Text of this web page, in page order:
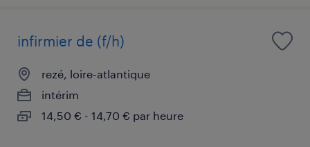
infirmier de (f/h)
rezé, loire-atlantique
intérim
14,50 € - 14,70 € par heure